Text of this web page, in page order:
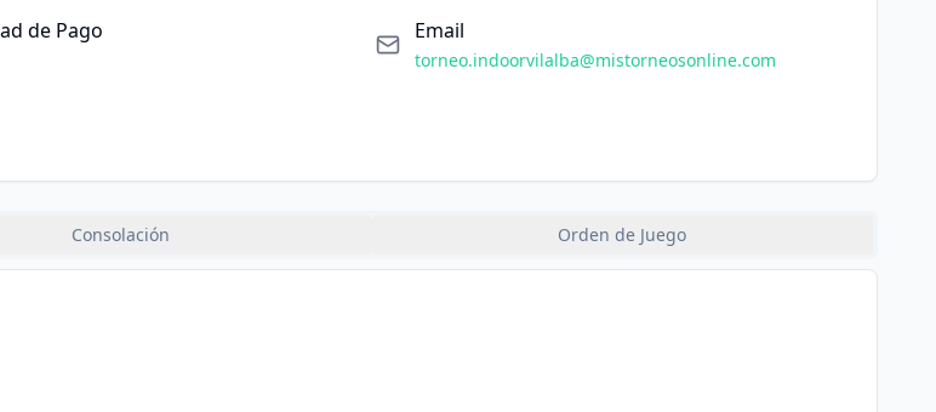
de Pago
Email
torneo.indoorvilalba@mistorneosonline.com
Consolación Orden de Juego